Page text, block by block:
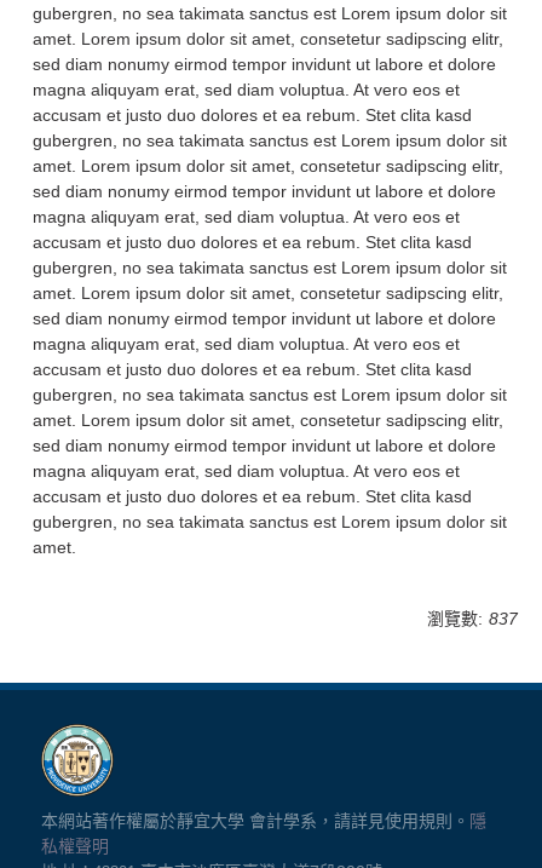
gubergren, no sea takimata sanctus est Lorem ipsum dolor sit
amet. Lorem ipsum dolor sit amet, consetetur sadipscing elitr,
sed diam nonumy eirmod tempor invidunt ut labore et dolore
magna aliquyam erat, sed diam voluptua. At vero eos et
accusam et justo duo dolores et ea rebum. Stet clita kasd
gubergren, no sea takimata sanctus est Lorem ipsum dolor sit
amet. Lorem ipsum dolor sit amet, consetetur sadipscing elitr,
sed diam nonumy eirmod tempor invidunt ut labore et dolore
magna aliquyam erat, sed diam voluptua. At vero eos et
accusam et justo duo dolores et ea rebum. Stet clita kasd
gubergren, no sea takimata sanctus est Lorem ipsum dolor sit
amet. Lorem ipsum dolor sit amet, consetetur sadipscing elitr,
sed diam nonumy eirmod tempor invidunt ut labore et dolore
magna aliquyam erat, sed diam voluptua. At vero eos et
accusam et justo duo dolores et ea rebum. Stet clita kasd
gubergren, no sea takimata sanctus est Lorem ipsum dolor sit
amet. Lorem ipsum dolor sit amet, consetetur sadipscing elitr,
sed diam nonumy eirmod tempor invidunt ut labore et dolore
magna aliquyam erat, sed diam voluptua. At vero eos et
accusam et justo duo dolores et ea rebum. Stet clita kasd
gubergren, no sea takimata sanctus est Lorem ipsum dolor sit
amet.
瀏覽數: 837
本網站著作權屬於靜宜大學 會計學系，請詳見使用規則。 隱
私權聲明